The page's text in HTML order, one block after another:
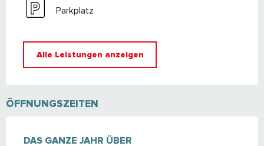
Parkplatz
Alle Leistungen anzeigen
ÖFFNUNGSZEITEN
DAS GANZE JAHR ÜBER
DAS GANZE JAHR ÜBER